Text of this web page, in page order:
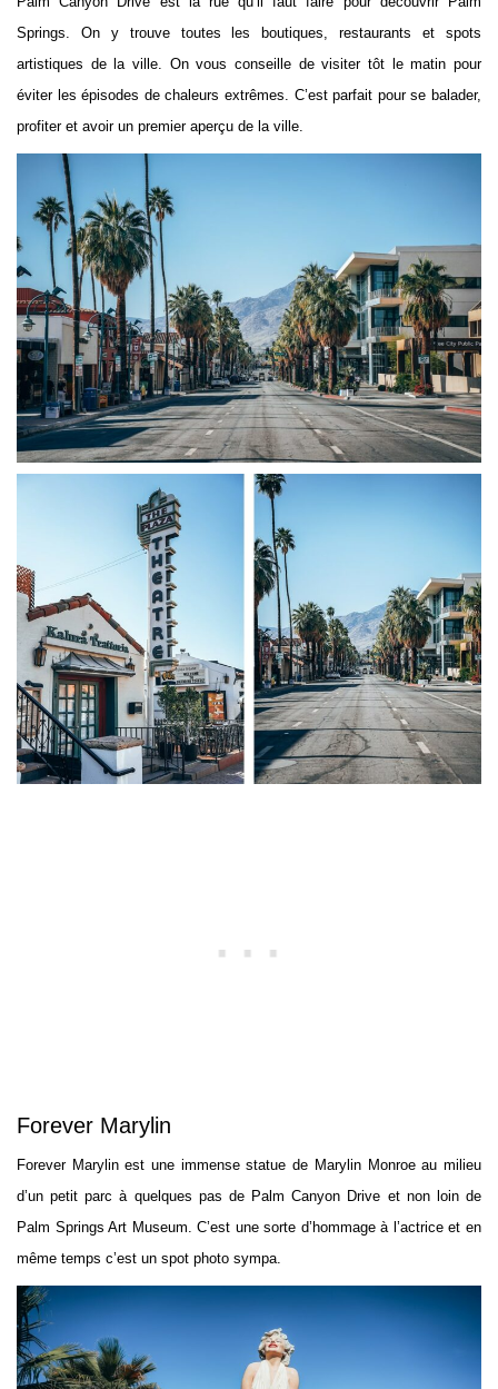
Springs. On y trouve toutes les boutiques, restaurants et spots
artistiques de la ville. On vous conseille de visiter tôt le matin pour
éviter les épisodes de chaleurs extrêmes. C’est parfait pour se balader,
profiter et avoir un premier aperçu de la ville.
Forever Marylin
Forever Marylin est une immense statue de Marylin Monroe au milieu
d’un petit parc à quelques pas de Palm Canyon Drive et non loin de
Palm Springs Art Museum. C’est une sorte d’hommage à l’actrice et en
même temps c’est un spot photo sympa.